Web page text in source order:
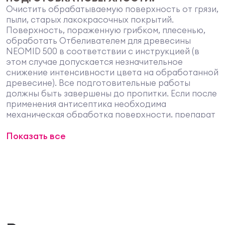
Очистить обрабатываемую поверхность от грязи,
пыли, старых лакокрасочных покрытий.
Поверхность, пораженную грибком, плесенью,
обработать Отбеливателем для древесины
NEOMID 500 в соответствии с инструкцией (в
этом случае допускается незначительное
снижение интенсивности цвета на обработанной
древесине). Все подготовительные работы
должны быть завершены до пропитки. Если после
применения антисептика необходима
механическая обработка поверхности, препарат
НАНЕСЕНИЕ:
Показать все